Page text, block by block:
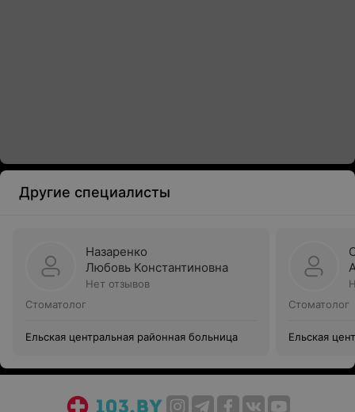
Другие специалисты
Назаренко
Любовь Константиновна
Нет отзывов
Стоматолог
Ельская центральная районная больница
Стоматолог
Ельская